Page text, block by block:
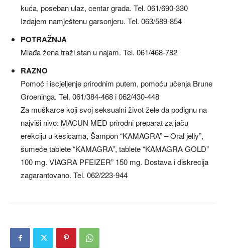
kuća, poseban ulaz, centar grada. Tel. 061/690-330
Izdajem namještenu garsonjeru. Tel. 063/589-854
POTRAŽNJA
Mlađa žena traži stan u najam. Tel. 061/468-782
RAZNO
Pomoć i iscjeljenje prirodnim putem, pomoću učenja Brune
Groeninga. Tel. 061/384-468 i 062/430-448
Za muškarce koji svoj seksualni život žele da podignu na
najviši nivo: MACUN MED prirodni preparat za jaču
erekciju u kesicama, Šampon “KAMAGRA” – Oral jelly”,
šumeće tablete “KAMAGRA”, tablete “KAMAGRA GOLD”
100 mg. VIAGRA PFEIZER” 150 mg. Dostava i diskrecija
zagarantovano. Tel. 062/223-944